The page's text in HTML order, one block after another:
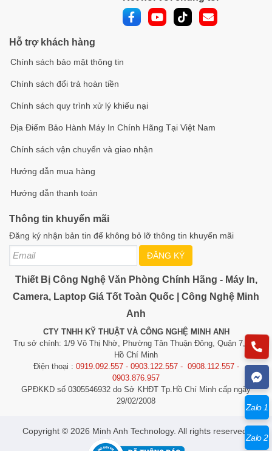
Hỗ trợ khách hàng
Chính sách bảo mật thông tin
Chính sách đổi trả hoàn tiền
Chính sách quy trình xử lý khiếu nại
Địa Điểm Bảo Hành Máy In Chính Hãng Tại Việt Nam
Chính sách vận chuyển và giao nhận
Hướng dẫn mua hàng
Hướng dẫn thanh toán
Thông tin khuyến mãi
Đăng ký nhận bản tin để không bỏ lỡ thông tin khuyến mãi
ĐĂNG KÝ
Thiết Bị Công Nghệ Văn Phòng Chính Hãng - Máy In,
Camera, Laptop Giá Tốt Toàn Quốc | Công Nghệ Minh
Anh
CTY TNHH KỸ THUẬT VÀ CÔNG NGHỆ MINH ANH
Trụ sở chính: 1/9 Võ Thị Nhờ, Phường Tân Thuận Đông, Quận 7, TP.
Hồ Chí Minh
Điện thoại : 0919.092.557 - 0903.122.557 - 0908.112.557 -
0903.876.957
GPĐKKD số 0305546932 do Sở KHĐT Tp.Hồ Chí Minh cấp ngày
29/02/2008
​​​​​​Copyright © 2026 Minh Anh Technology. All rights reserved.
Zalo 1
Zalo 2